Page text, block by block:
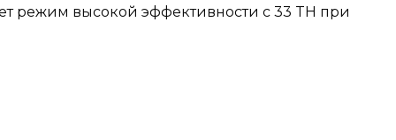
режим высокой эффективности с 33 TH при